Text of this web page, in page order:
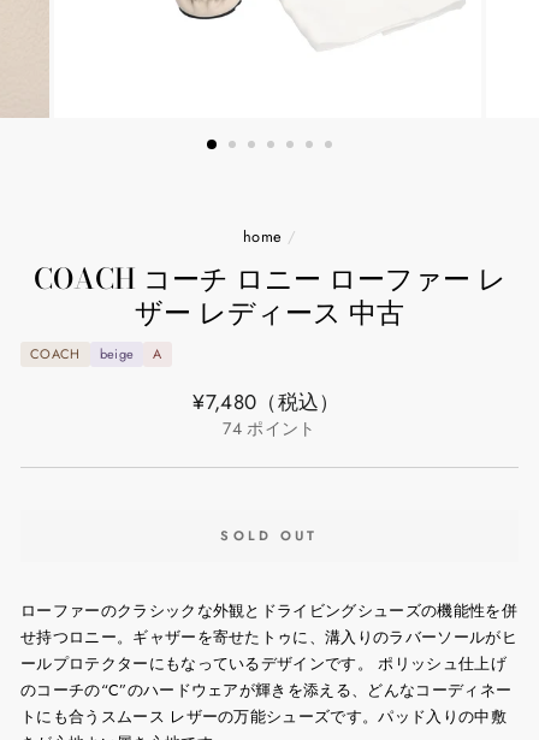
home /
COACH コーチ ロニー ローファー レ
ザー レディース 中古
COACH beige A
通
¥7,480 （税込）
74 ポイント
SOLD OUT
ローファーのクラシックな外観とドライビングシューズの機能性を併
せ持つロニー。ギャザーを寄せたトゥに、溝入りのラバーソールがヒ
ールプロテクターにもなっているデザインです。 ポリッシュ仕上げ
のコーチの“C”のハードウェアが輝きを添える、どんなコーディネー
トにも合うスムース レザーの万能シューズです。パッド入りの中敷